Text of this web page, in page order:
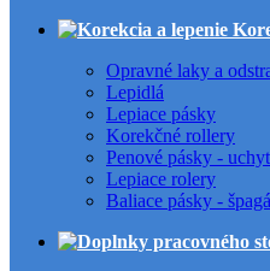
Opravné laky a
Lepidlá
Lepiace pásky
Korekčné rollery
Penové pásky -
Lepiace rolery
Baliace pásky -